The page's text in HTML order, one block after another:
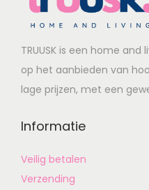
TRUUSK is een home
op het aanbieden van
lage prijzen, met een
Informatie
Veilig betalen
Verzending